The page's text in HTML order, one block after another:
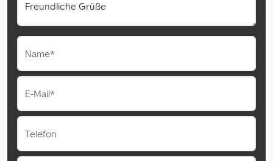
Name*
E-Mail*
Telefon